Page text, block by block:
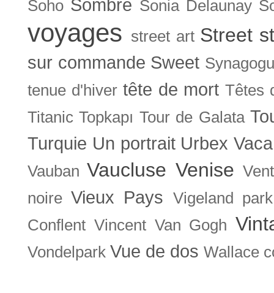
Soho Sombre Sonia Delaunay
voyages street art Street
sur commande Sweet
tenue d'hiver tête de mort Têtes
Titanic Topkapı Tour de Galata
Turquie Un portrait Urbex
Vauban Vaucluse Venise
noire Vieux Pays
Vigeland park
Conflent Vincent Van Gogh
Vondelpark Vue de dos Wallace